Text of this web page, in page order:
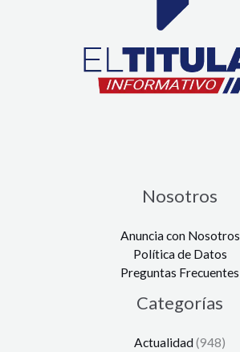
Nosotros
Anuncia con Nosotros
Política de Datos
Preguntas Frecuentes
Categorías
Actualidad(948)